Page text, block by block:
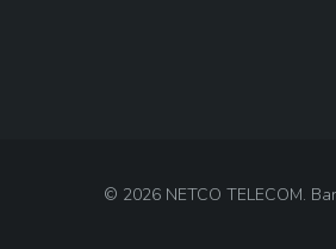
© 2026 NETCO TELECOM.